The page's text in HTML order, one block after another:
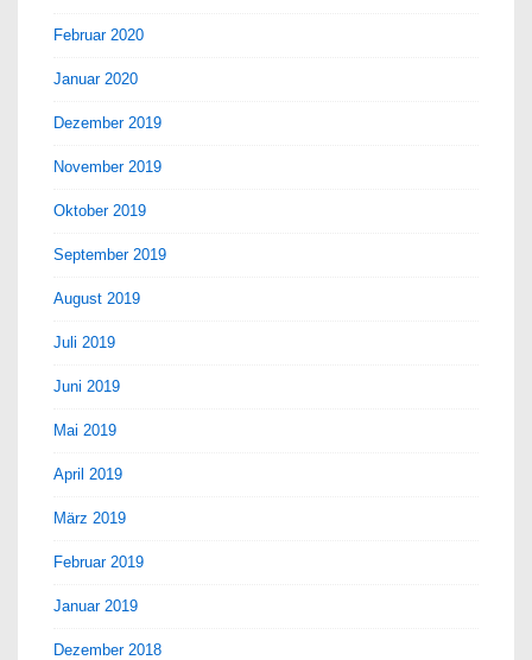
Februar 2020
Januar 2020
Dezember 2019
November 2019
Oktober 2019
September 2019
August 2019
Juli 2019
Juni 2019
Mai 2019
April 2019
März 2019
Februar 2019
Januar 2019
Dezember 2018